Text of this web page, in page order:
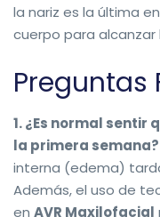
la nariz es la última
cuerpo para
Preguntas
1. ¿Es normal sentir
la primera semana?
interna (edema)
Además, el uso de
en AVR Maxilofacial